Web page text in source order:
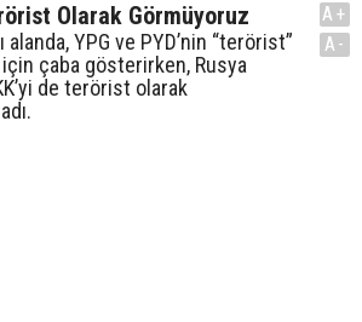
Olarak Görmüyoruz
YPG ve PYD’nin “terörist”
çaba gösterirken, Rusya
de terörist olarak
A+
A-